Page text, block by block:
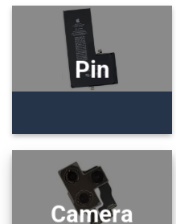
Pin
Camera